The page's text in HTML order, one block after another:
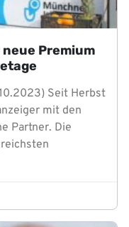
Premium
Seit Herbst
mit den
Partner. Die